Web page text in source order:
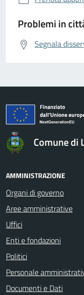
Problemi in
Segnala
Comune di
AMMINISTRAZIONE
Organi di governo
Aree amministrative
Uffici
Enti e fondazioni
Politici
Personale
Documenti e Dati